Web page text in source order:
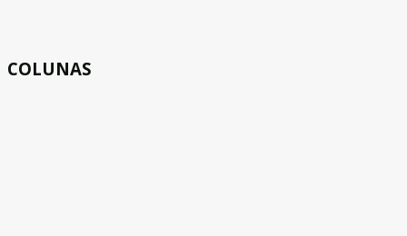
COLUNAS